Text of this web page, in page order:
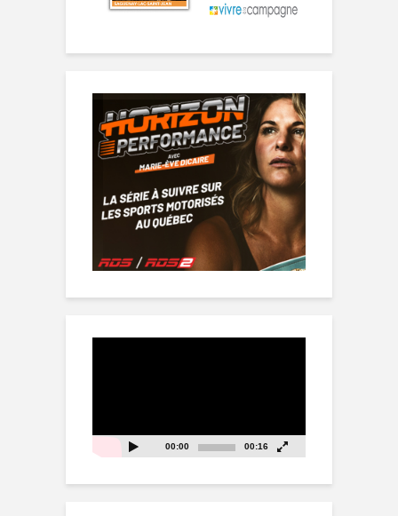
00:00 00:16